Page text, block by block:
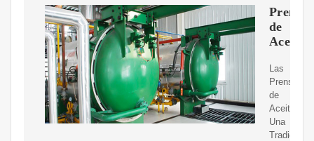
Prensas
de
Aceite
Las
Prensas
de
Aceite:
Una
Tradición